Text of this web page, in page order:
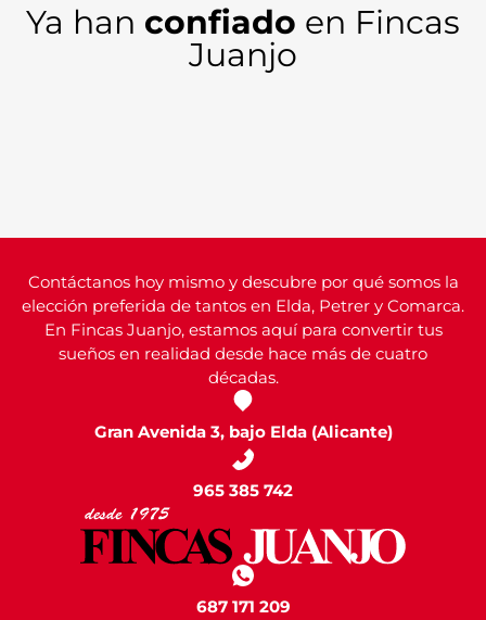
Ya han confiado en Fincas
Juanjo
Contáctanos hoy mismo y descubre por qué somos la
elección preferida de tantos en Elda, Petrer y Comarca.
En Fincas Juanjo, estamos aquí para convertir tus
sueños en realidad desde hace más de cuatro
décadas.
Gran Avenida 3, bajo Elda (Alicante)
965 385 742
687 171 209